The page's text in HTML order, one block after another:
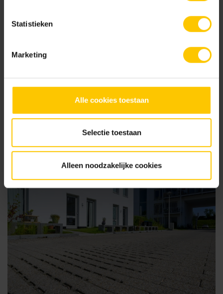
Statistieken
Marketing
Alle cookies toestaan
Selectie toestaan
Alleen noodzakelijke cookies
Grijs
Projecten slider
Alle projecten